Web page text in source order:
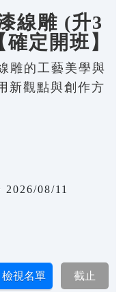
線雕 (升3
定開班】
雕的工藝美學與
新觀點與創作方
2026/08/11